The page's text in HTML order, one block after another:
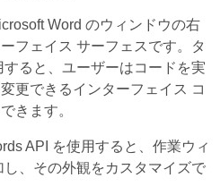
Word のウィンドウの右
フェイス サーフェスです。タ
ると、ユーザーはコードを実
更できるインターフェイス コ
きます。
API を使用すると、作業ウィ
、その外観をカスタマイズで